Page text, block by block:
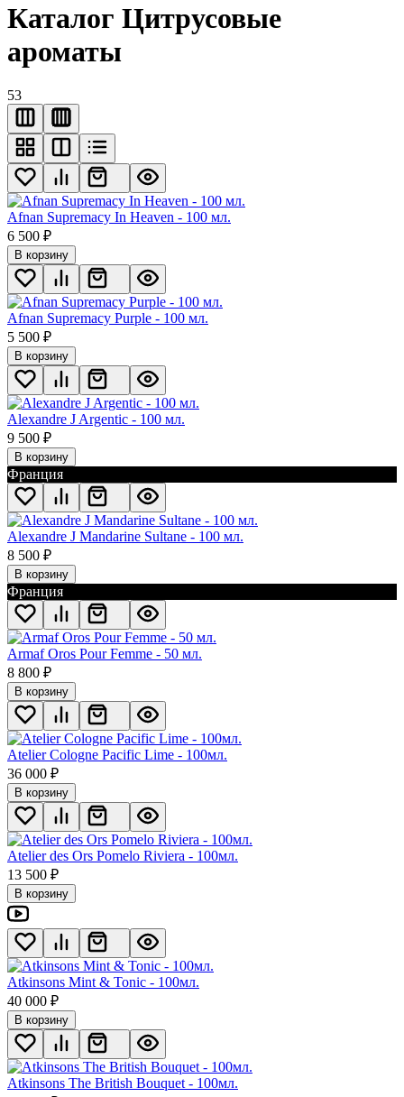
Каталог Цитрусовые
ароматы
53
Afnan Supremacy In Heaven - 100 мл.
6 500 ₽
В корзину
Afnan Supremacy Purple - 100 мл.
5 500 ₽
В корзину
Alexandre J Argentic - 100 мл.
9 500 ₽
В корзину
Франция
Alexandre J Mandarine Sultane - 100 мл.
8 500 ₽
В корзину
Франция
Armaf Oros Pour Femme - 50 мл.
8 800 ₽
В корзину
Atelier Cologne Pacific Lime - 100мл.
36 000 ₽
В корзину
Atelier des Ors Pomelo Riviera - 100мл.
13 500 ₽
В корзину
Atkinsons Mint & Tonic - 100мл.
40 000 ₽
В корзину
Atkinsons The British Bouquet - 100мл.